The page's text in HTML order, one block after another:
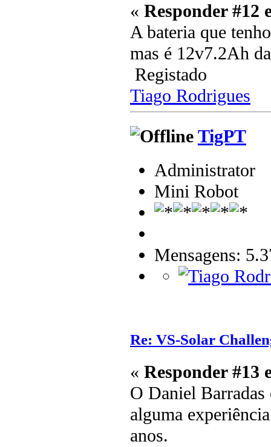
« Responder #12
A bateria que
mas é 12v7.2Ah
Registado
Tiago Rodrigues
TigPT
Administrator
Mini Robot
Mensagens:
Re: VS-Solar
« Responder #13
O Daniel Barradas
alguma
anos.